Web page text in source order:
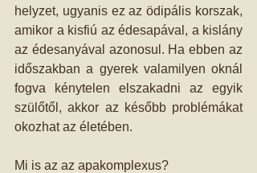
helyzet, ugyanis ez az ödipális korszak,
amikor a kisfiú az édesapával, a kislány
az édesanyával azonosul. Ha ebben az
időszakban a gyerek valamilyen oknál
fogva kénytelen elszakadni az egyik
szülőtől, akkor az később problémákat
okozhat az életében.
Mi is az az apakomplexus?